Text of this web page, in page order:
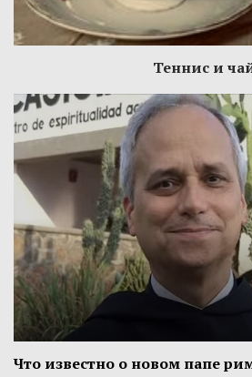
Теннис и
Что известно о новом папе